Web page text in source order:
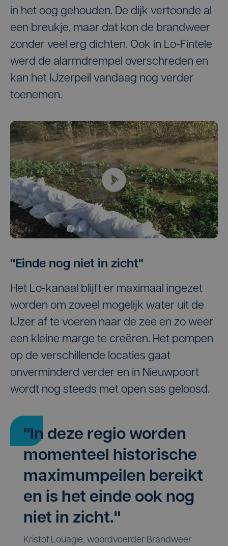
in het oog gehouden. De dijk vertoonde al
een breukje, maar dat kon de brandweer
zonder veel erg dichten. Ook in Lo-Fintele
werd de alarmdrempel overschreden en
kan het IJzerpeil vandaag nog verder
toenemen.
Play
"Einde nog niet in zicht"
Het Lo-kanaal blijft er maximaal ingezet
worden om zoveel mogelijk water uit de
IJzer af te voeren naar de zee en zo weer
een kleine marge te creëren. Het pompen
op de verschillende locaties gaat
onverminderd verder en in Nieuwpoort
wordt nog steeds met open sas geloosd.
" In deze regio worden
momenteel historische
maximumpeilen bereikt
en is het einde ook nog
niet in zicht."
Kristof Louagie, woordvoerder Brandweer